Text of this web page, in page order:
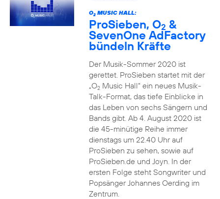
O2MUSIC HALL:
ProSieben, O2 &
SevenOne AdFactory
bündeln Kräfte
Der Musik-Sommer 2020 ist
gerettet. ProSieben startet mit der
„O2Music Hall“ ein neues Musik-
Talk-Format, das tiefe Einblicke in
das Leben von sechs Sängern und
Bands gibt. Ab 4. August 2020 ist
die 45-minütige Reihe immer
dienstags um 22.40 Uhr auf
ProSieben zu sehen, sowie auf
ProSieben.de und Joyn. In der
ersten Folge steht Songwriter und
Popsänger Johannes Oerding im
Zentrum.